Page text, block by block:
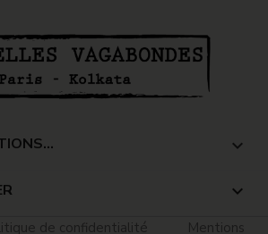

keyboard_arrow_down
de confidentialité Mentions